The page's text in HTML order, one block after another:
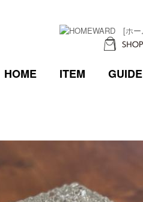
HOME ITEM GUIDE